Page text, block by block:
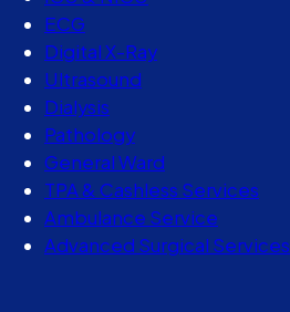
ECG
Digital X-Ray
Ultrasound
Dialysis
Pathology
General Ward
TPA & Cashless Services
Ambulance Service
Advanced Surgical Services